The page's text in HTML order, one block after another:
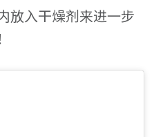
放入干燥剂来进一步